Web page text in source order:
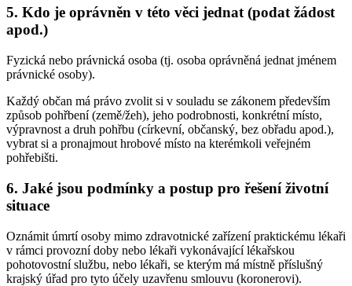
5. Kdo je oprávněn v této věci jednat (podat žádost
apod.)
Fyzická nebo právnická osoba (tj. osoba oprávněná jednat jménem
právnické osoby).
Každý občan má právo zvolit si v souladu se zákonem především
způsob pohřbení (země/žeh), jeho podrobnosti, konkrétní místo,
výpravnost a druh pohřbu (církevní, občanský, bez obřadu apod.),
vybrat si a pronajmout hrobové místo na kterémkoli veřejném
pohřebišti.
6. Jaké jsou podmínky a postup pro řešení životní
situace
Oznámit úmrtí osoby mimo zdravotnické zařízení praktickému lékaři
v rámci provozní doby nebo lékaři vykonávající lékařskou
pohotovostní službu, nebo lékaři, se kterým má místně příslušný
krajský úřad pro tyto účely uzavřenu smlouvu (koronerovi).